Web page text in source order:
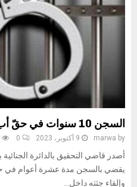
السجن 10 سنوات في حقّ أب قتل رضيعه !!
by
marwa 9 أكتوبر، 2023 0
أصدر قاضي التحقيق بالدائرة الجنائية
يقضي بالسجن مدة عشرة أعوام في
وإلقاء جثته داخل...